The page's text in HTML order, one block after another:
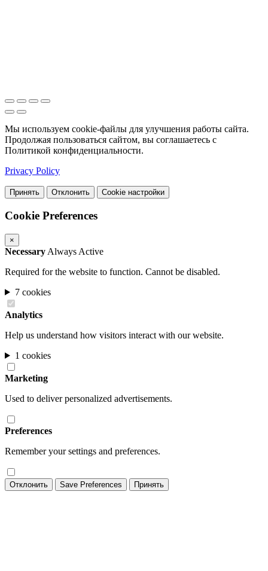
Мы используем cookie-файлы для улучшения работы сайта.
Продолжая пользоваться сайтом, вы соглашаетесь с
Политикой конфиденциальности.
Privacy Policy
Принять Отклонить Cookie настройки
Cookie Preferences
×
Necessary Always Active
Required for the website to function. Cannot be disabled.
7 cookies
Analytics
Help us understand how visitors interact with our website.
1 cookies
Marketing
Used to deliver personalized advertisements.
Preferences
Remember your settings and preferences.
Отклонить Save Preferences Принять